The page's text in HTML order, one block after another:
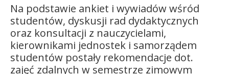
Na podstawie ankiet i wywiadów wśród
studentów, dyskusji rad dydaktycznych
oraz konsultacji z nauczycielami,
kierownikami jednostek i samorządem
studentów postały rekomendacje dot.
zajęć zdalnych w semestrze zimowym